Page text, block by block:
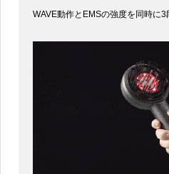
WAVE動作とEMSの強度を同時に3